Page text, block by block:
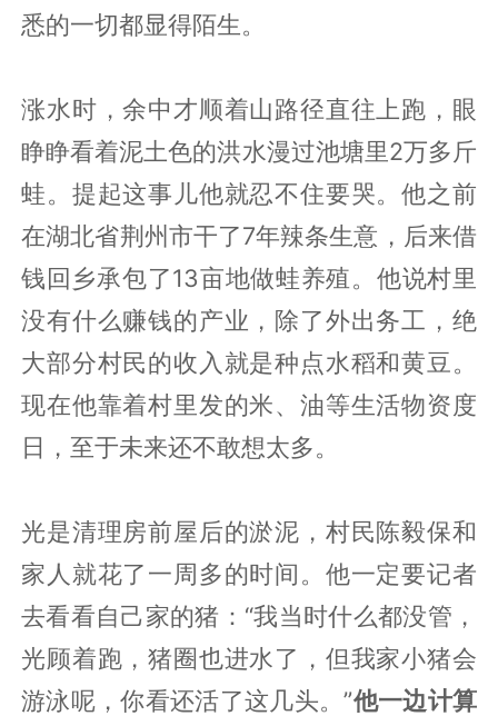
悉的一切都显得陌生。
涨水时，余中才顺着山路径直往上跑，眼
睁睁看着泥土色的洪水漫过池塘里2万多斤
蛙。提起这事儿他就忍不住要哭。他之前
在湖北省荆州市干了7年辣条生意，后来借
钱回乡承包了13亩地做蛙养殖。他说村里
没有什么赚钱的产业，除了外出务工，绝
大部分村民的收入就是种点水稻和黄豆。
现在他靠着村里发的米、油等生活物资度
日，至于未来还不敢想太多。
光是清理房前屋后的淤泥，村民陈毅保和
家人就花了一周多的时间。他一定要记者
去看看自己家的猪：“我当时什么都没管，
光顾着跑，猪圈也进水了，但我家小猪会
游泳呢，你看还活了这几头。”他一边计算